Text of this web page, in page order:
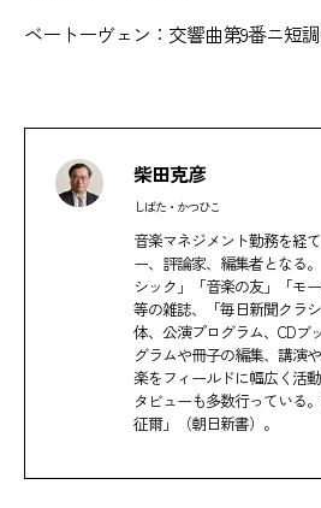
ベートーヴェン：交響曲第9番ニ短調
柴田克彦
しばた・かつひこ
音楽マネジメント勤務を経
ー、評論家、編集者となる
シック」「音楽の友」「モ
等の雑誌、「毎日新聞クラ
体、公演プログラム、CDブ
グラムや冊子の編集、講演
楽をフィールドに幅広く活
タビューも多数行っている
征爾」（朝日新書）。